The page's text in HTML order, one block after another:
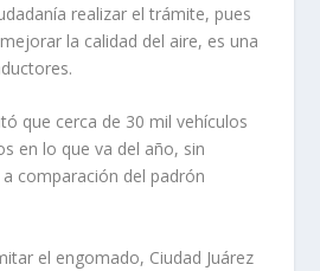
realizar el trámite, pues
la calidad del aire, es una
que cerca de 30 mil vehículos
en lo que va del año, sin
comparación del padrón
el engomado, Ciudad Juárez